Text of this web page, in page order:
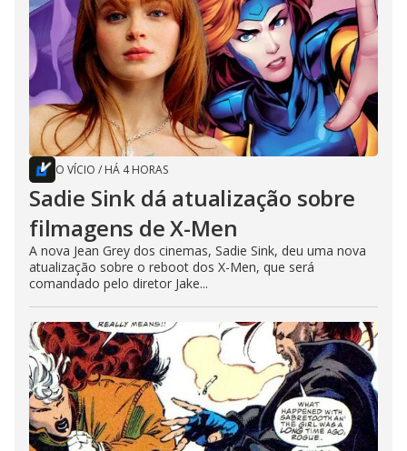
O VÍCIO / HÁ 4 HORAS
Sadie Sink dá atualização sobre
filmagens de X-Men
A nova Jean Grey dos cinemas, Sadie Sink, deu uma nova
atualização sobre o reboot dos X-Men, que será
comandado pelo diretor Jake...